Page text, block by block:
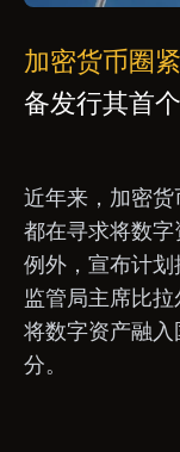
加密货币圈
备发行其首
近年来，加密
都在寻求将数
例外，宣布计
监管局主席比拉
将数字资产融
分。